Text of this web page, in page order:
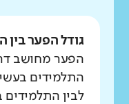
גודל הפער
הפער מחושב
לבין התלמידים